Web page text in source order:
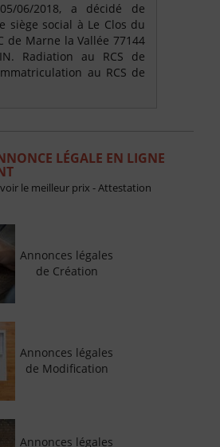
06/2018, a décidé de
siège social à Le Clos du
de Marne la Vallée 77144
Radiation au RCS de
au RCS de
LÉGALE EN LIGNE
le meilleur prix - Attestation
Annonces légales
de Création
Annonces légales
de Modification
Annonces légales